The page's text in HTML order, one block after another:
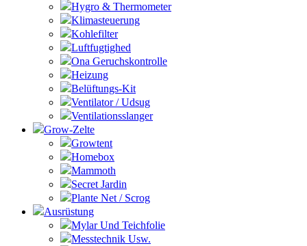
Hygro & Thermometer
Klimasteuerung
Kohlefilter
Luftfugtighed
Ona Geruchskontrolle
Heizung
Belüftungs-Kit
Ventilator / Udsug
Ventilationsslanger
Grow-Zelte
Growtent
Homebox
Mammoth
Secret Jardin
Plante Net / Scrog
Ausrüstung
Mylar Und Teichfolie
Messtechnik Usw.